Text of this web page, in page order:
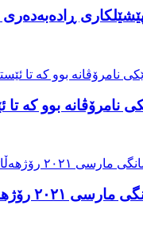
ڕادەبەدەری
نامرۆڤانە بوو کە تا
کوردستان